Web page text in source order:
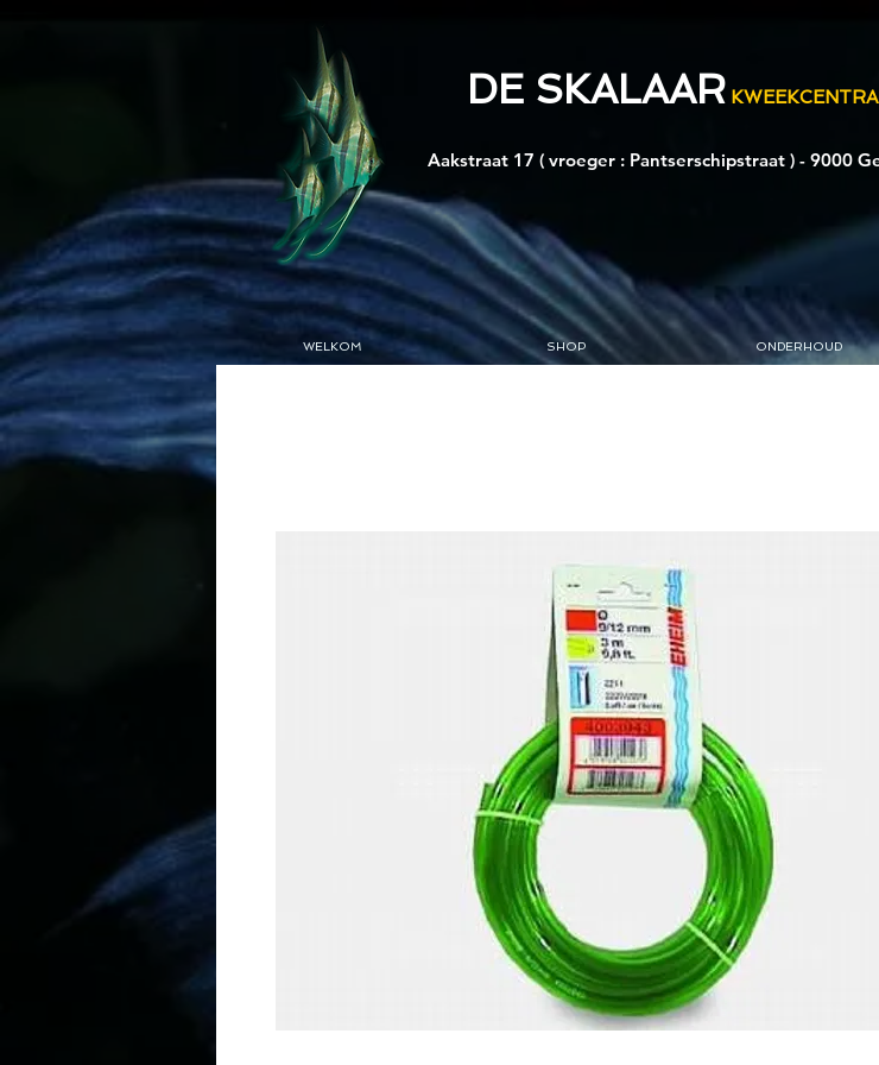
DE SKALAAR
Aakstraat 17 ( vroeger : Pantserschipstraat ) - 9000
WELKOM SHOP ONDERHOUD